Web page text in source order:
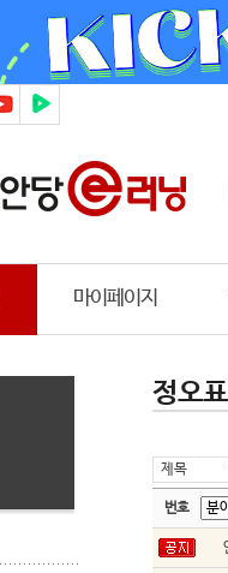
마이페이지
정오표
번호